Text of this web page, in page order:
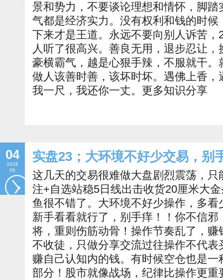
景和势力，不要谈论理想和情怀，脚
气都是经济实力。没有权利和钱的时
下来才是王道。永远不要向别人诉苦
人听了很高兴。善良无用，退步忍让
豪横霸气，越是心狠手辣，不服就干
做人该善时善，该坏时坏。遇佛上香
我一尺，我还你一丈。更多知识分享
04
2026
06
实盘23；大环境不好少交易，别
这几天的交易很难做大盘剧烈震荡，
注+自选站稳5日线出击收货20厘米大
鱼很不错了。大环境不好少操作，多
新手看看就行了，别手痒！！你不信
将，重则伤筋动骨！操作节奏乱了，
不收徒，只做分享交流过往操作不代
赚自己认知内的钱。有时候空仓也是
部分！股市就像战场，纪律比操作更